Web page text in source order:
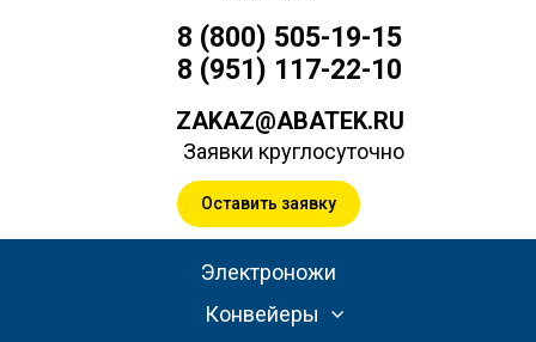
8 (800) 505-19-15
8 (951) 117-22-10
ZAKAZ@ABATEK.RU
Заявки круглосуточно
Оставить заявку
Электроножи
Конвейеры